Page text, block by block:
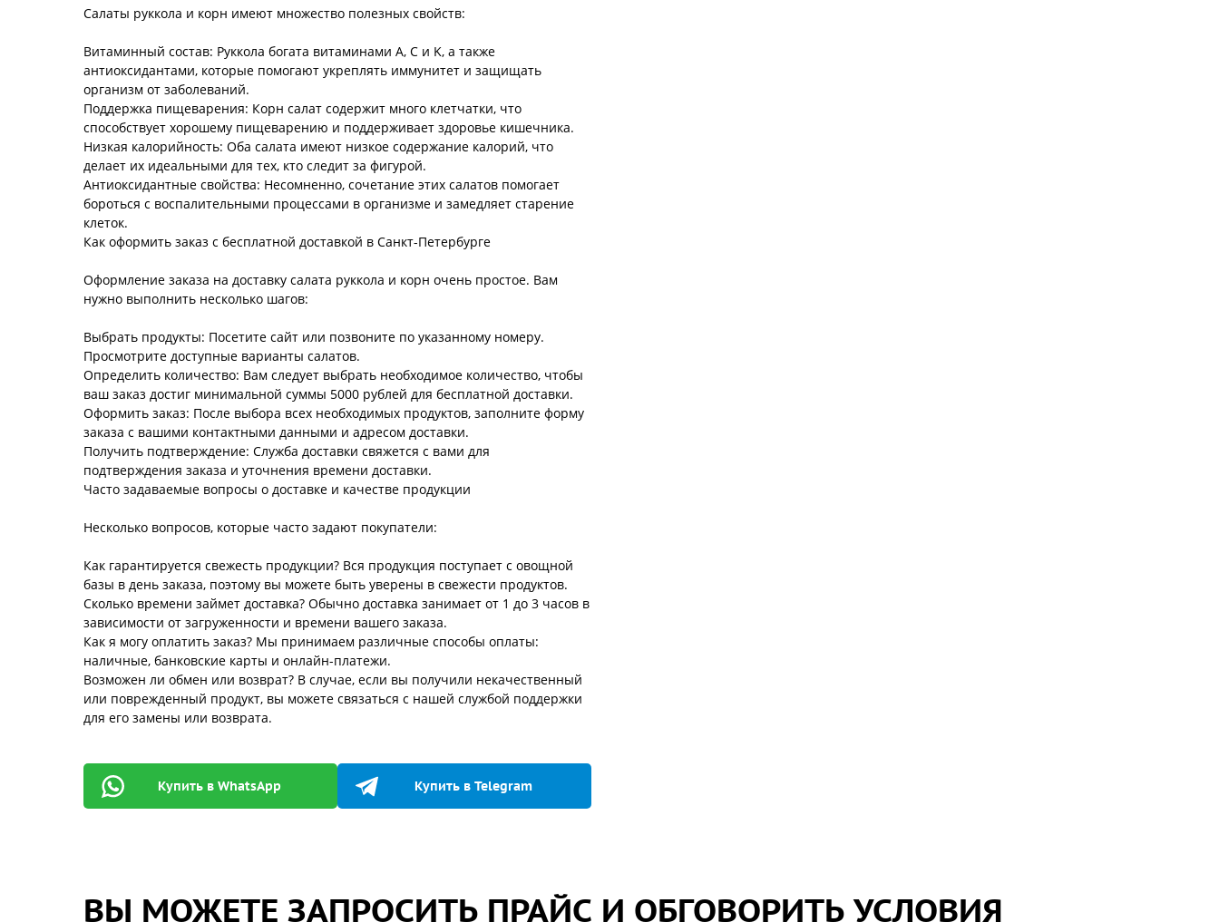
Салаты руккола и корн имеют множество полезных свойств:
Витаминный состав: Руккола богата витаминами A, C и K, а также
антиоксидантами, которые помогают укреплять иммунитет и защищать
организм от заболеваний.
Поддержка пищеварения: Корн салат содержит много клетчатки, что
способствует хорошему пищеварению и поддерживает здоровье кишечника.
Низкая калорийность: Оба салата имеют низкое содержание калорий, что
делает их идеальными для тех, кто следит за фигурой.
Антиоксидантные свойства: Несомненно, сочетание этих салатов помогает
бороться с воспалительными процессами в организме и замедляет старение
клеток.
Как оформить заказ с бесплатной доставкой в Санкт-Петербурге
Оформление заказа на доставку салата руккола и корн очень простое. Вам
нужно выполнить несколько шагов:
Выбрать продукты: Посетите сайт или позвоните по указанному номеру.
Просмотрите доступные варианты салатов.
Определить количество: Вам следует выбрать необходимое количество, чтобы
ваш заказ достиг минимальной суммы 5000 рублей для бесплатной доставки.
Оформить заказ: После выбора всех необходимых продуктов, заполните форму
заказа с вашими контактными данными и адресом доставки.
Получить подтверждение: Служба доставки свяжется с вами для
подтверждения заказа и уточнения времени доставки.
Часто задаваемые вопросы о доставке и качестве продукции
Несколько вопросов, которые часто задают покупатели:
Как гарантируется свежесть продукции? Вся продукция поступает с овощной
базы в день заказа, поэтому вы можете быть уверены в свежести продуктов.
Сколько времени займет доставка? Обычно доставка занимает от 1 до 3 часов в
зависимости от загруженности и времени вашего заказа.
Как я могу оплатить заказ? Мы принимаем различные способы оплаты:
наличные, банковские карты и онлайн-платежи.
Возможен ли обмен или возврат? В случае, если вы получили некачественный
или поврежденный продукт, вы можете связаться с нашей службой поддержки
для его замены или возврата.
Купить в WhatsApp Купить в Telegram
ВЫ МОЖЕТЕ ЗАПРОСИТЬ ПРАЙС И ОБГОВОРИТЬ УСЛОВИЯ